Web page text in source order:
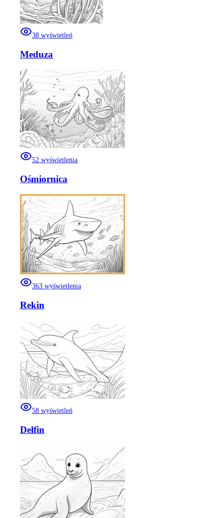
38 wyświetleń
Meduza
52 wyświetlenia
Ośmiornica
363 wyświetlenia
Rekin
58 wyświetleń
Delfin